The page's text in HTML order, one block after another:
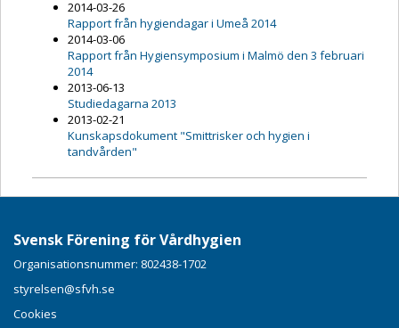
2014-03-26
Rapport från hygiendagar i Umeå 2014
2014-03-06
Rapport från Hygiensymposium i Malmö den 3 februari
2014
2013-06-13
Studiedagarna 2013
2013-02-21
Kunskapsdokument "Smittrisker och hygien i
tandvården"
Svensk Förening för Vårdhygien
Organisationsnummer: 802438-1702
styrelsen@sfvh.se
Cookies